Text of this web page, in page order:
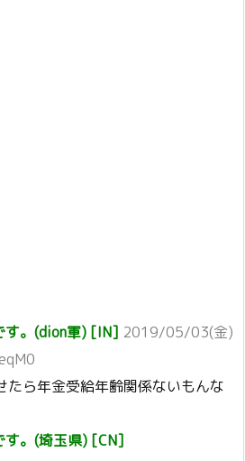
す。(dion軍) [IN] 2019/05/03(金)
たら年金受給年齢関係ないもんな
す。(埼玉県) [CN]